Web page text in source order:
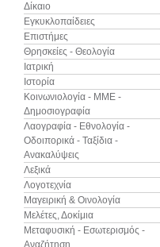
Δίκαιο
Εγκυκλοπαίδειες
Επιστήμες
Θρησκείες - Θεολογία
Ιατρική
Ιστορία
Κοινωνιολογία - ΜΜΕ -
Δημοσιογραφία
Λαογραφία - Εθνολογία -
Οδοιπορικά - Ταξίδια -
Ανακαλύψεις
Λεξικά
Λογοτεχνία
Μαγειρική & Οινολογία
Μελέτες, Δοκίμια
Μεταφυσική - Εσωτερισμός -
Αναζήτηση